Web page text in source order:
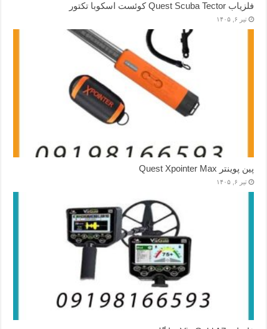
فلزیاب Quest Scuba Tector کوئست اسکوبا تکتور
تیر ۶, ۱۴۰۵
پین پوینتر Quest Xpointer Max
تیر ۶, ۱۴۰۵